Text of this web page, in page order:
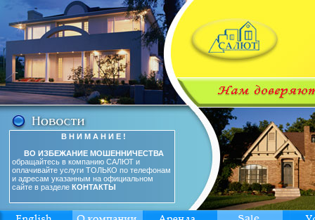
В Н И М А Н И Е !
ВО ИЗБЕЖАНИЕ МОШЕННИЧЕСТВА
обращайтесь в компанию САЛЮТ и
оплачивайте услуги ТОЛЬКО по телефонам
и адресам указанным на официальном
сайте в разделе КОНТАКТЫ